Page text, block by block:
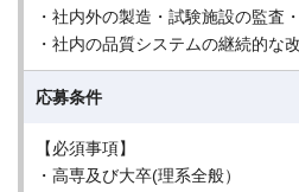
・社内外の製造・試験施設の監査
・社内の品質システムの継続的な
応募条件
【必須事項】
・高専及び大卒(理系全般）